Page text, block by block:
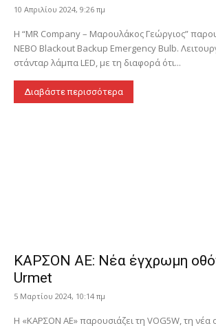
10 Απριλίου 2024, 9:26 πμ
Η “MR Company – Μαρουλάκος Γεώργιος”
NEBO Blackout Backup Emergency Bulb.
στάνταρ λάμπα LED, με τη διαφορά ότι...
Διαβάστε περισσότερα
ΚΑΡΣΟΝ ΑΕ: Νέα έγχρωμη
Urmet
5 Μαρτίου 2024, 10:14 πμ
H «ΚΑΡΣΟΝ ΑΕ» παρουσιάζει τη VOG5W, τη νέα